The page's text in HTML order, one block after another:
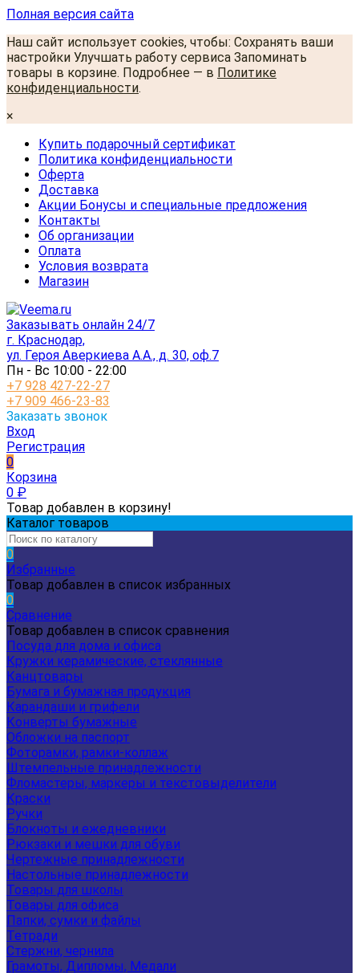
Полная версия сайта
Наш сайт использует cookies, чтобы: Сохранять ваши
настройки Улучшать работу сервиса Запоминать
товары в корзине. Подробнее — в Политике
конфиденциальности.
×
Купить подарочный сертификат
Политика конфиденциальности
Оферта
Доставка
Акции Бонусы и специальные предложения
Контакты
Об организации
Оплата
Условия возврата
Магазин
Заказывать онлайн 24/7
г. Краснодар,
ул. Героя Аверкиева А.А., д. 30, оф.7
Пн - Вс 10:00 - 22:00
+7 928 427-22-27
+7 909 466-23-83
Заказать звонок
Вход
Регистрация
0
Корзина
0 ₽
Товар добавлен в корзину!
Каталог товаров
0
Избранные
Товар добавлен в список избранных
0
Сравнение
Товар добавлен в список сравнения
Посуда для дома и офиса
Кружки керамические, стеклянные
Канцтовары
Бумага и бумажная продукция
Карандаши и грифели
Конверты бумажные
Обложки на паспорт
Фоторамки, рамки-коллаж
Штемпельные принадлежности
Фломастеры, маркеры и текстовыделители
Краски
Ручки
Блокноты и ежедневники
Рюкзаки и мешки для обуви
Чертежные принадлежности
Настольные принадлежности
Товары для школы
Товары для офиса
Папки, сумки и файлы
Тетради
Стержни, чернила
Грамоты, Дипломы, Медали